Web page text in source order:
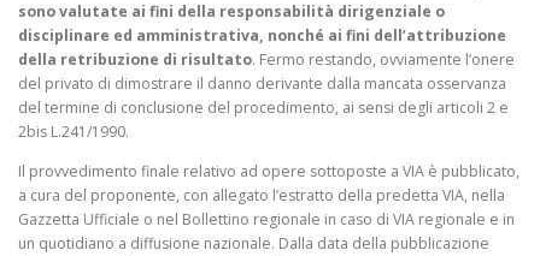
sono valutate ai fini della responsabilità dirigenziale o
disciplinare ed amministrativa, nonché ai fini dell’attribuzione
della retribuzione di risultato. Fermo restando, ovviamente l’onere
del privato di dimostrare il danno derivante dalla mancata osservanza
del termine di conclusione del procedimento, ai sensi degli articoli 2 e
2bis L.241/1990.
Il provvedimento finale relativo ad opere sottoposte a VIA è pubblicato,
a cura del proponente, con allegato l’estratto della predetta VIA, nella
Gazzetta Ufficiale o nel Bollettino regionale in caso di VIA regionale e in
un quotidiano a diffusione nazionale. Dalla data della pubblicazione